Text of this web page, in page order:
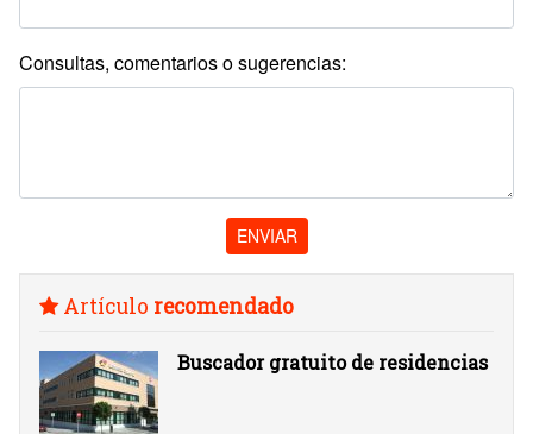
Consultas, comentarios o sugerencias:
ENVIAR
Artículo recomendado
Buscador gratuito de residencias